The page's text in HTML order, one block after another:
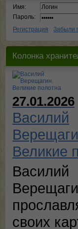
Имя:
Пароль:
Регистрация
Забыли
Колонка
27.01.2026
Василий
Великие
Василий
своих